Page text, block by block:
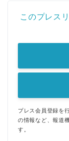
このプレス
プレス会員登録を
の情報など、報道
す。